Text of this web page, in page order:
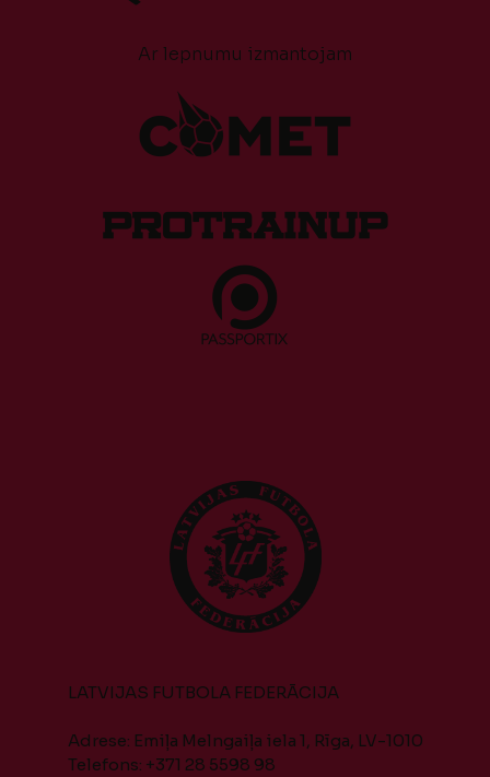
Ar lepnumu izmantojam
LATVIJAS FUTBOLA FEDERĀCIJA
Adrese: Emiļa Melngaiļa iela 1, Rīga, LV-1010
Telefons: +371 28 5598 98